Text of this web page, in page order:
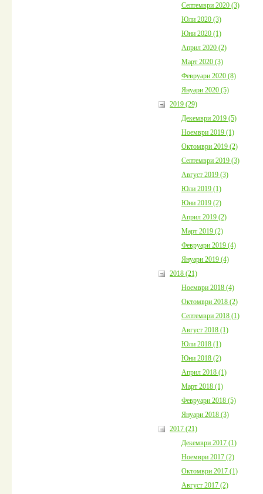
Септември 2020 (3)
Юли 2020 (3)
Юни 2020 (1)
Април 2020 (2)
Март 2020 (3)
Февруари 2020 (8)
Януари 2020 (5)
2019 (29)
Декември 2019 (5)
Ноември 2019 (1)
Октомври 2019 (2)
Септември 2019 (3)
Август 2019 (3)
Юли 2019 (1)
Юни 2019 (2)
Април 2019 (2)
Март 2019 (2)
Февруари 2019 (4)
Януари 2019 (4)
2018 (21)
Ноември 2018 (4)
Октомври 2018 (2)
Септември 2018 (1)
Август 2018 (1)
Юли 2018 (1)
Юни 2018 (2)
Април 2018 (1)
Март 2018 (1)
Февруари 2018 (5)
Януари 2018 (3)
2017 (21)
Декември 2017 (1)
Ноември 2017 (2)
Октомври 2017 (1)
Август 2017 (2)